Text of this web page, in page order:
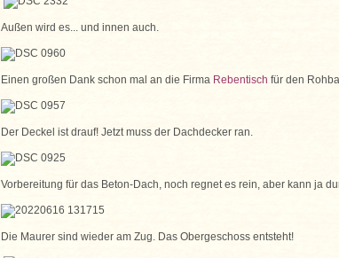
Außen wird es... und innen auch.
Einen großen Dank schon mal an die Firma Rebentisch für den
Der Deckel ist drauf! Jetzt muss der Dachdecker ran.
Vorbereitung für das Beton-Dach, noch regnet es rein, aber kann ja
Die Maurer sind wieder am Zug. Das Obergeschoss entsteht!